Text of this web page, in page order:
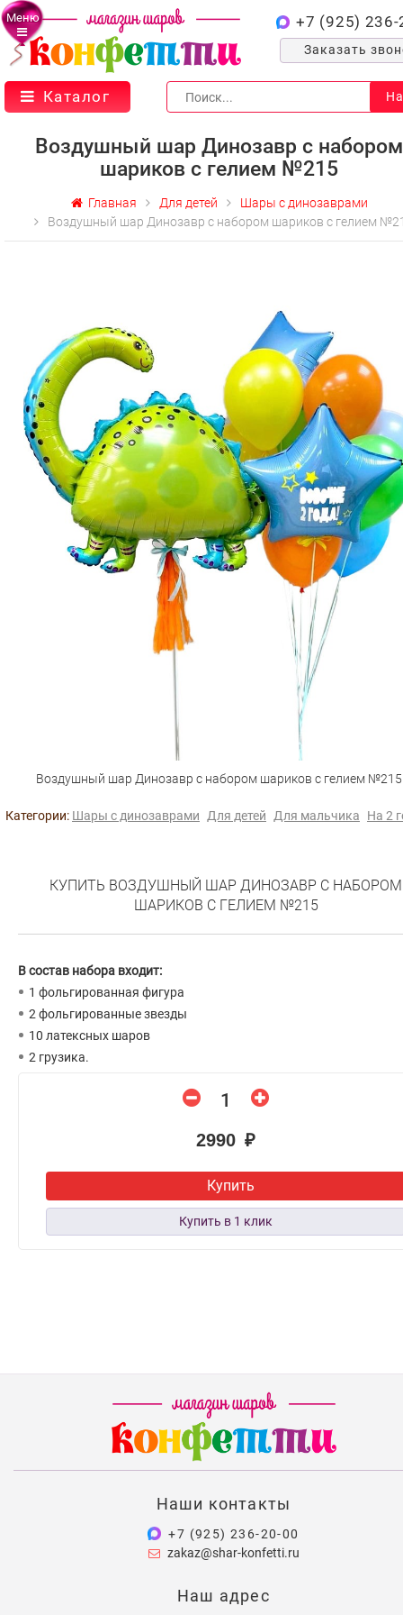
Меню +7 (925) 236-
Заказать
Каталог
Воздушный шар Динозавр с набором
шариков с гелием №215
Главная Для детей
Шары с динозаврами
Воздушный шар Динозавр с набором шариков с гелием
Воздушный шар Динозавр с набором шариков с гелием №215
Категории: Шары с динозаврами Для детей Для мальчика На 2
КУПИТЬ ВОЗДУШНЫЙ ШАР ДИНОЗАВР С НАБОРОМ
ШАРИКОВ С ГЕЛИЕМ №215
В состав набора входит:
1 фольгированная фигура
2 фольгированные звезды
10 латексных шаров
2 грузика.
2990 ₽
Купить
Наши контакты
+7 (925) 236-20-00
zakaz@shar-konfetti.ru
Наш адрес